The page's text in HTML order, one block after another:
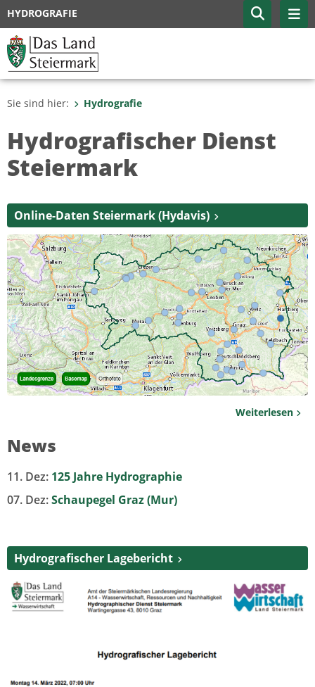
HYDROGRAFIE
Sie sind hier: Hydrografie
Hydrografischer Dienst
Steiermark
Online-Daten Steiermark (Hydavis)
Weiterlesen
News
11. Dez: 125 Jahre Hydrographie
07. Dez:Schaupegel Graz (Mur)
Hydrografischer Lagebericht